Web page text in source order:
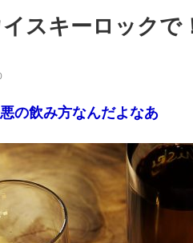
スキーロックで
の飲み方なんだよなあ